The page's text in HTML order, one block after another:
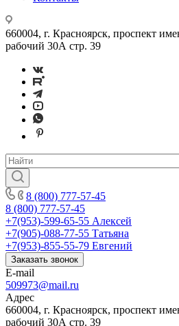
660004, г. Красноярск, проспект
рабочий 30А стр. 39
8 (800) 777-57-45
8 (800) 777-57-45
+7(953)-599-65-55 Алексей
+7(905)-088-77-55 Татьяна
+7(953)-855-55-79 Евгений
Заказать звонок
E-mail
509973@mail.ru
Адрес
660004, г. Красноярск, проспект
рабочий 30А стр. 39